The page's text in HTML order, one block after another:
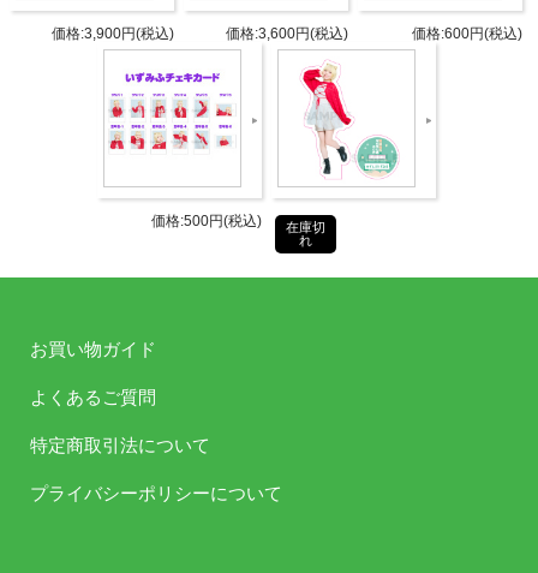
発売日 2025年1月18日イベント先行販売
形状：丸型
サイズ：Φ63 x D10mm
パーツ：ボールチェーン付
ボイス種類：5パターン ランダム再
電池寿命：約2年※電池入れ替え不可
項
なく変更になる場合がございます。
タブリエ・コミュニケーションズ株
価格:3,900円(税込) 価格:3,600円(税込) 価格:600円(税込)
価格:500円(税込)
在庫切
れ
お買い物ガイド
よくあるご質問
特定商取引法について
プライバシーポリシーについて